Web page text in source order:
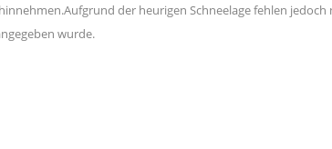
der heurigen Schneelage fehlen
wurde.